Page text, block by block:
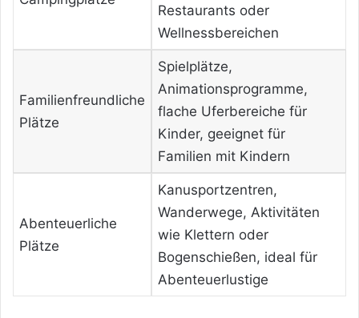
Restaurants oder
Wellnessbereichen
Familienfreundliche
Plätze
Spielplätze,
Animationsprogramme,
flache Uferbereiche für
Kinder, geeignet für
Familien mit Kindern
Abenteuerliche
Plätze
Kanusportzentren,
Wanderwege, Aktivitäten
wie Klettern oder
Bogenschießen, ideal für
Abenteuerlustige